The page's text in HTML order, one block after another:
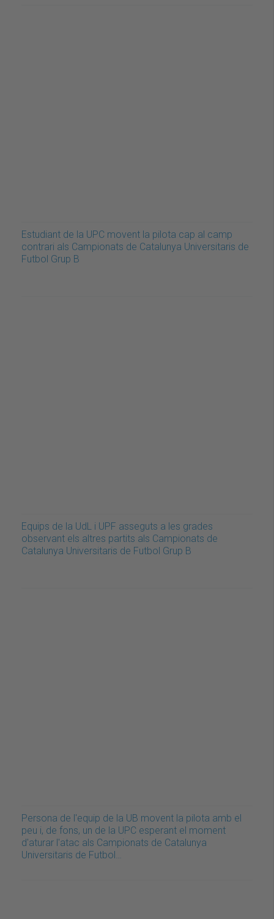
Estudiant de la UPC movent la pilota cap al camp
contrari als Campionats de Catalunya Universitaris de
Futbol Grup B
Equips de la UdL i UPF asseguts a les grades
observant els altres partits als Campionats de
Catalunya Universitaris de Futbol Grup B
Persona de l'equip de la UB movent la pilota amb el
peu i, de fons, un de la UPC esperant el moment
d'aturar l'atac als Campionats de Catalunya
Universitaris de Futbol…